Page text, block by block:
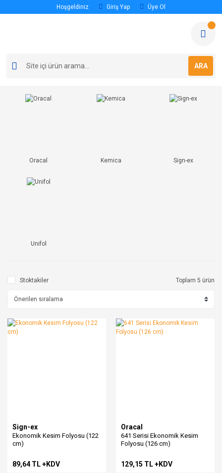
Hoşgeldiniz Giriş Yap Üye Ol
ARA
Oracal Kemica Sign-ex
Unifol
Stoktakiler Toplam 5 ürün
Sign-ex
Ekonomik Kesim Folyosu (122
cm)
89,64 TL +KDV
Oracal
641 Serisi Ekonomik Kesim
Folyosu (126 cm)
129,15 TL +KDV